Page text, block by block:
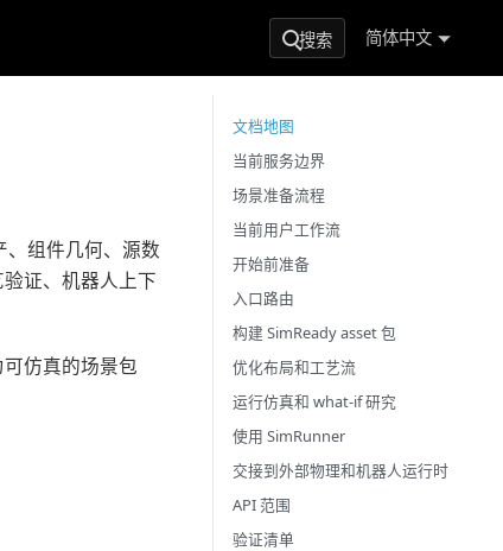
搜索 简体中文
、组件几何、源数
证、机器人上下
仿真的场景包
文档地图
当前服务边界
场景准备流程
当前用户工作流
开始前准备
入口路由
构建 SimReady asset 包
优化布局和工艺流
运行仿真和 what-if 研究
使用 SimRunner
交接到外部物理和机器人运行时
API 范围
验证清单